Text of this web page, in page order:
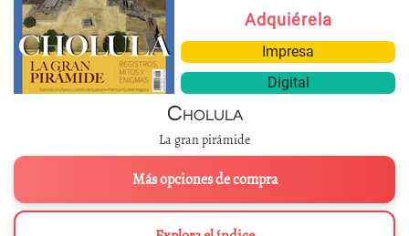
Adquiérela
Impresa
Digital
Cholula
La gran pirámide
Más opciones de compra